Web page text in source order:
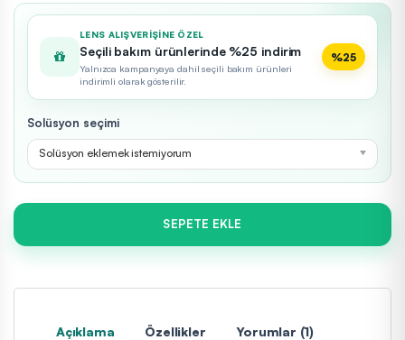
LENS ALIŞVERIŞINE ÖZEL
Seçili bakım ürünlerinde %25 indirim
Yalnızca kampanyaya dahil seçili bakım ürünleri
indirimli olarak gösterilir.
%25
Solüsyon seçimi
Solüsyon eklemek istemiyorum
SEPETE EKLE
Açıklama Özellikler Yorumlar (1)